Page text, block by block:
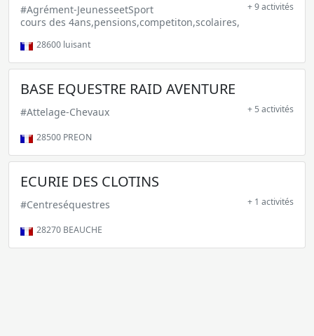
#Agrément-JeunesseetSport + 9 activités
cours des 4ans,pensions,competiton,scolaires,
28600 luisant
BASE EQUESTRE RAID AVENTURE
#Attelage-Chevaux + 5 activités
28500 PREON
ECURIE DES CLOTINS
#Centreséquestres + 1 activités
28270 BEAUCHE